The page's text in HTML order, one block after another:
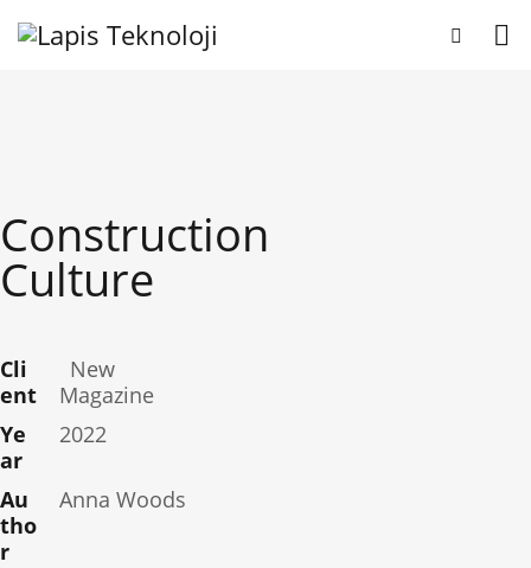
Construction
Culture
Cli
ent
New
Magazine
Ye
ar
2022
Au
tho
r
Anna Woods